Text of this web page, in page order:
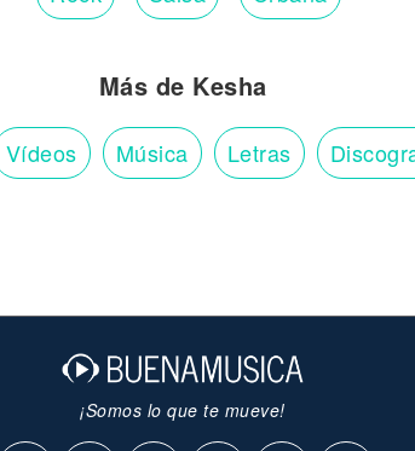
Más de Kesha
Vídeos Música Letras
¡Somos lo que te mueve!